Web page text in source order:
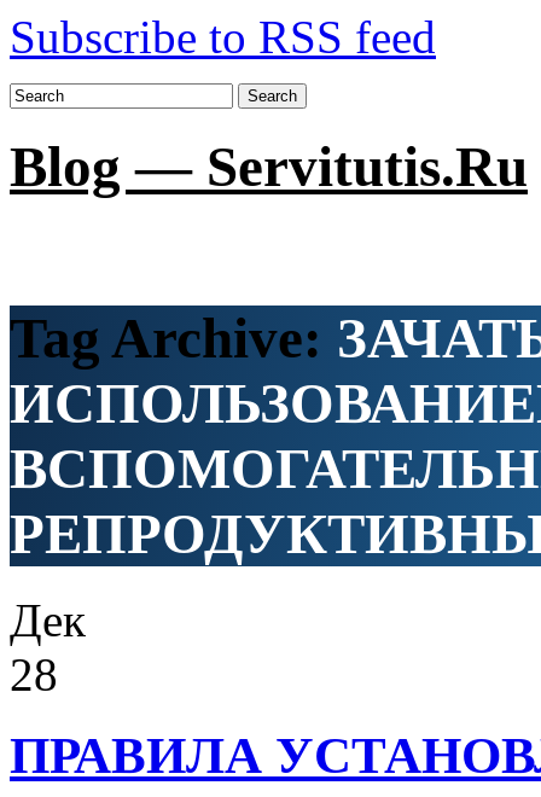
Subscribe to RSS feed
Search
Blog — Servitutis.Ru
Tag Archive:
Дек
28
ПРАВИЛА